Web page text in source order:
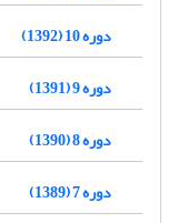
دوره 10 (1392)
دوره 9 (1391)
دوره 8 (1390)
دوره 7 (1389)